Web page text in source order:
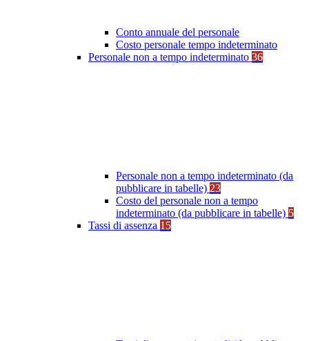
Conto annuale del personale
Costo personale tempo indeterminato
Personale non a tempo indeterminato 36
Personale non a tempo indeterminato (da
pubblicare in tabelle) 23
Costo del personale non a tempo
indeterminato (da pubblicare in tabelle) 5
Tassi di assenza 15